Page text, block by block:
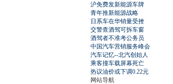
沪免费发新能源车牌
青年推新能源战略
日系车在华销量受挫
交警查酒驾可拆车窗
酒驾者不准考公务员
中国汽车营销服务峰会
汽车记忆--北汽创始人
乘客撞车载屏幕死亡
热议油价或下调0.22元
网站导航